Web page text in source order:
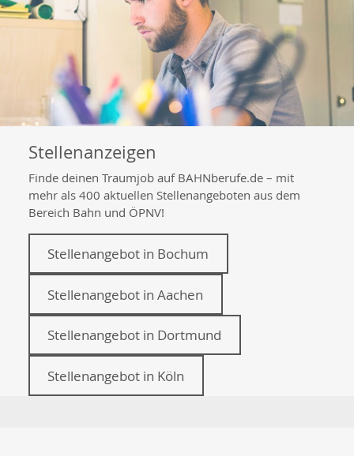
Stellenanzeigen
Finde deinen Traumjob auf BAHNberufe.de – mit
mehr als 400 aktuellen Stellenangeboten aus dem
Bereich Bahn und ÖPNV!
Stellenangebot in Bochum
Stellenangebot in Aachen
Stellenangebot in Dortmund
Stellenangebot in Köln